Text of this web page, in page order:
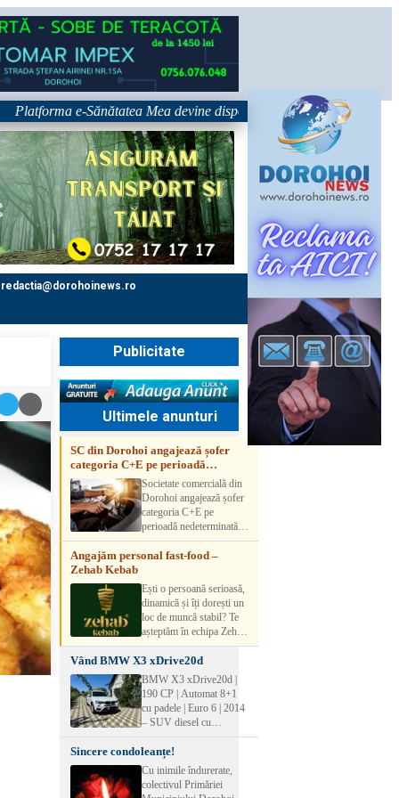
e-Sănătatea Mea devine disponibilă pe 1 septembrie:
redactia@dorohoinews.ro
Publicitate
Ultimele anunturi
SC din Dorohoi angajează șofer
categoria C+E pe perioadă
nedeterminatăSocietate comercială din
Dorohoi angajează șofer
categoria C+E pe
perioadă nedeterminată.
Candidatul trebuie să
aibă experiență și atestat
detalii, vă rog să sunați la
numărul de telefon.
Angajăm personal fast-food –
Zehab Kebab
Ești o persoană serioasă,
dinamică și îți dorești un
loc de muncă stabil? Te
așteptăm în echipa Zehab
Kebab! Posturi
disponibile: -
SHAORMAR AJUTOR
BUCATAR 2/posturi -
LUCRATOR
COMERCIAL
OFERIM : Contract de
muncă Program flexibil
Salariu motivant, în
funcție de experienț
Vând BMW X3 xDrive20d
BMW X3 xDrive20d |
190 CP | Automat 8+1
cu padele | Euro 6 | 2014
– SUV diesel cu
perfect pentru cei care
doresc performanță,
confort și siguranță în
orice condiții.
Sincere condoleanțe!
Cu inimile îndurerate,
colectivul Primăriei